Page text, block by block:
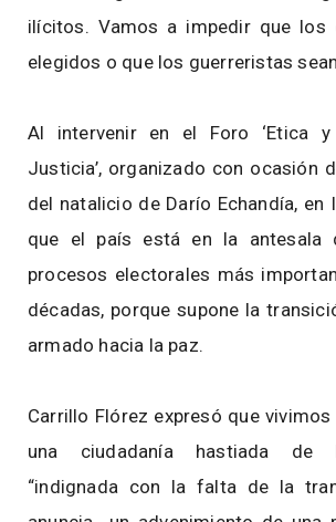
ilícitos. Vamos a impedir que los
elegidos o que los guerreristas
Al intervenir en el Foro ‘Etica
Justicia’, organizado con ocasión
del natalicio de Darío Echandía, en
que el país está en la antesala
procesos electorales más
décadas, porque supone la
armado hacia la paz.
Carrillo Flórez expresó que
una ciudadanía hastiada de
“indignada con la falta de la